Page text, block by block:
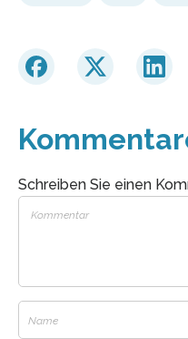
Schreiben Sie einen